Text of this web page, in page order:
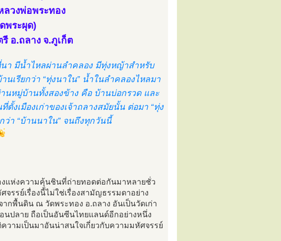
ลวงพ่อพระทอง
พระผุด)
อ.ถลาง จ.ภูเก็ต
า มีน้ำไหลผ่านลำคลอง มีทุ่งหญ้าสำหรับ
นเรียกว่า “ทุ่งนาใน” น้ำในลำคลองไหลมา
นหมู่บ้านทั้งสองข้าง คือ บ้านบ่อกรวด และ
งเมืองเก่าของเจ้าถลางสมัยนั้น ต่อมา “ทุ่ง
ว่า “บ้านนาใน” จนถึงทุกวันนี้
งแห่งความคุ้นชินที่ถ่ายทอดต่อกันมาหลายชั่ว
รรย์เรื่องนี้ไม่ใช่เรื่องสามัญธรรมดาอย่าง
พื้นดิน ณ วัดพระทอง อ.ถลาง อันเป็นวัดเก่า
นปลาย ถือเป็นอันซีนไทยแลนด์อีกอย่างหนึ่ง
ความเป็นมาอันน่าสนใจเกี่ยวกับความมหัศจรรย์